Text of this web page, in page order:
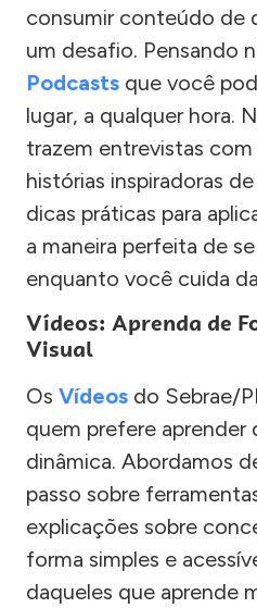
consumir conteúdo de
um desafio. Pensando
Podcasts que você
lugar, a qualquer hora.
trazem entrevistas com
histórias inspiradoras
dicas práticas para
a maneira perfeita de
enquanto você cuida
Vídeos: Aprenda de
Visual
Os Vídeos do Sebrae/
quem prefere aprender
dinâmica. Abordamos
passo sobre
explicações sobre
forma simples e
daqueles que aprende